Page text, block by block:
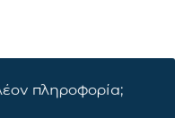
πληροφορία;